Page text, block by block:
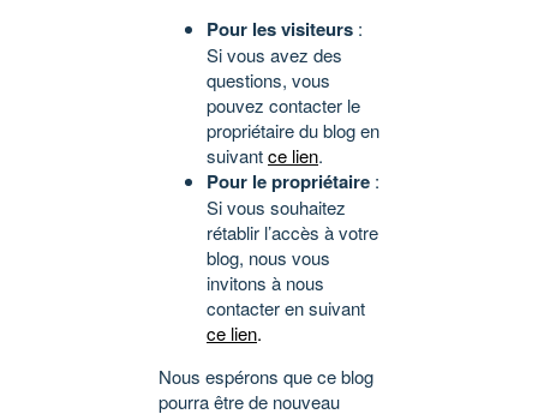
Pour les visiteurs :
Si vous avez des
questions, vous
pouvez contacter le
propriétaire du blog en
suivantce lien.
Pour le propriétaire :
Si vous souhaitez
rétablir l’accès à votre
blog, nous vous
invitons à nous
contacter en suivant
ce lien.
Nous espérons que ce blog
pourra être de nouveau